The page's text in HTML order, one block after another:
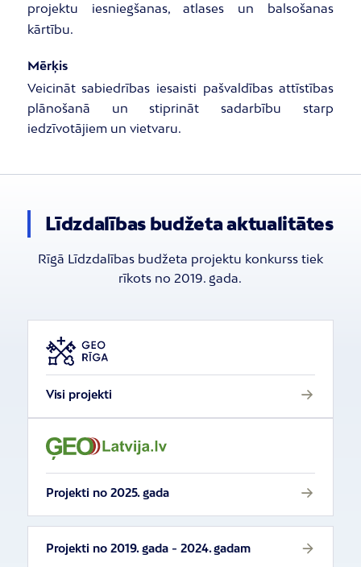
projektu iesniegšanas, atlases un balsošanas
kārtību.
Mērķis
Veicināt sabiedrības iesaisti pašvaldības attīstības
plānošanā un stiprināt sadarbību starp
iedzīvotājiem un vietvaru.
Līdzdalības budžeta aktualitātes
Rīgā Līdzdalības budžeta projektu konkurss tiek
rīkots no 2019. gada.
Visi projekti
Projekti no 2025. gada
Projekti no 2019. gada - 2024. gadam